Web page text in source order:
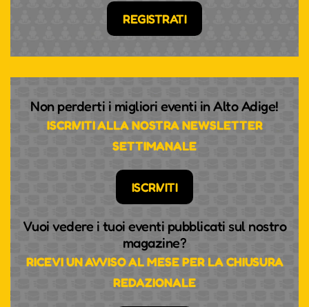
REGISTRATI
Non perderti i migliori eventi in Alto Adige!
ISCRIVITI ALLA NOSTRA NEWSLETTER
SETTIMANALE
ISCRIVITI
Vuoi vedere i tuoi eventi pubblicati sul nostro
magazine?
RICEVI UN AVVISO AL MESE PER LA CHIUSURA
REDAZIONALE